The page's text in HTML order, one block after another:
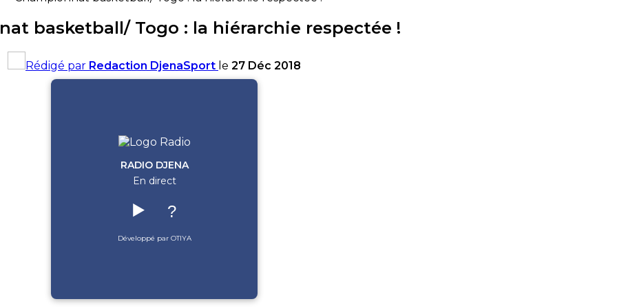
basketball/ Togo : la hiérarchie respectée !
Rédigé par Redaction DjenaSport le 27 Déc 2018
RADIO DJENA
En direct
▶️ ?
Développé par OTIYA